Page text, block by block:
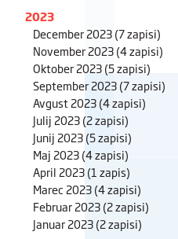
2023
December 2023(7 zapisi)
November 2023(4 zapisi)
Oktober 2023(5 zapisi)
September 2023(7 zapisi)
Avgust 2023(4 zapisi)
Julij 2023(2 zapisi)
Junij 2023(5 zapisi)
Maj 2023(4 zapisi)
April 2023(1 zapis)
Marec 2023(4 zapisi)
Februar 2023(2 zapisi)
Januar 2023(2 zapisi)